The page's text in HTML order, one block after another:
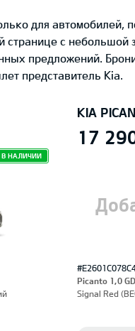
для автомобилей,
странице с
предложений.
представитель Kia.
В НАЛИЧИИ
KIA
17
Picanto 1,0
Signal Red